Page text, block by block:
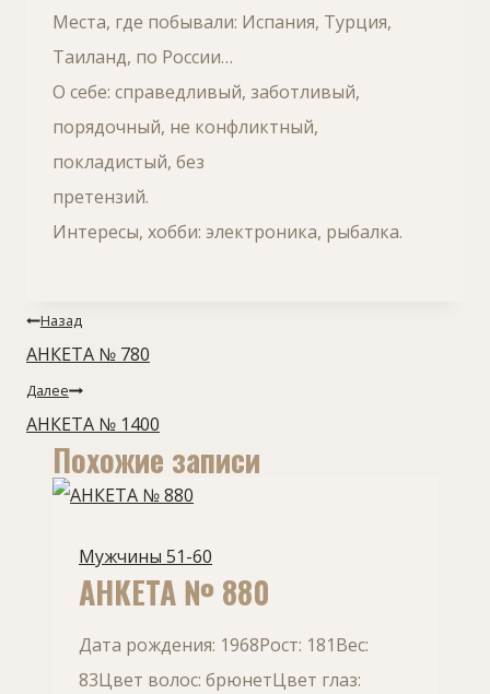
Места, где побывали: Испания, Турция,
Таиланд, по России…
О себе: справедливый, заботливый,
порядочный, не конфликтный,
покладистый, без
претензий.
Интересы, хобби: электроника, рыбалка.
Навигация
по
записям
Назад
АНКЕТА № 780
Далее
АНКЕТА № 1400
Похожие записи
Мужчины 51-60
АНКЕТА № 880
Дата рождения: 1968Рост: 181Вес:
83Цвет волос: брюнетЦвет глаз: